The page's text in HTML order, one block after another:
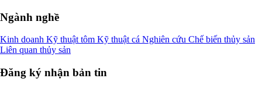
Ngành nghề
Kinh doanh Kỹ thuật tôm Kỹ thuật cá Nghiên cứu Chế biến thủy sản
Liên quan thủy sản
Đăng ký nhận bản tin